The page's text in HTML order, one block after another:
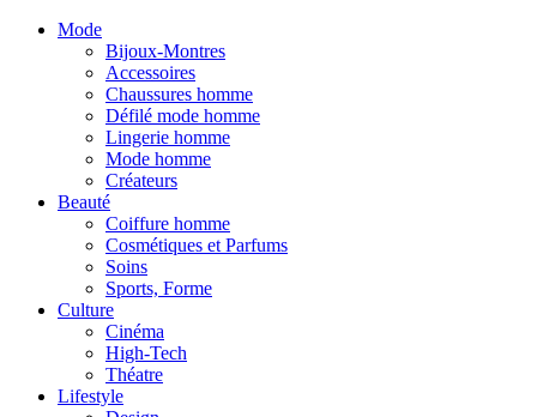
Mode
Bijoux-Montres
Accessoires
Chaussures homme
Défilé mode homme
Lingerie homme
Mode homme
Créateurs
Beauté
Coiffure homme
Cosmétiques et Parfums
Soins
Sports, Forme
Culture
Cinéma
High-Tech
Théatre
Lifestyle